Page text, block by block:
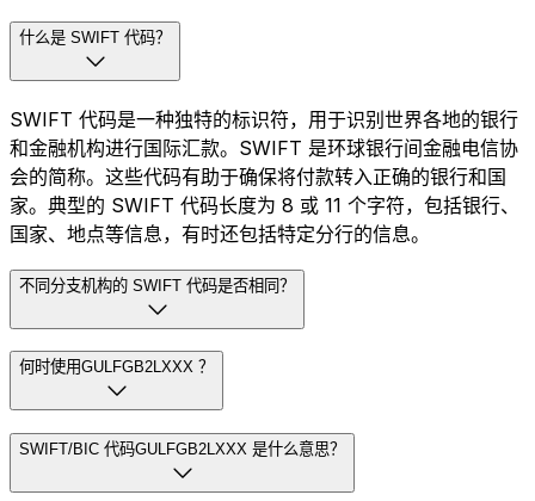
什么是 SWIFT 代码？
SWIFT 代码是一种独特的标识符，用于识别世界各地的银行
和金融机构进行国际汇款。SWIFT 是环球银行间金融电信协
会的简称。这些代码有助于确保将付款转入正确的银行和国
家。典型的 SWIFT 代码长度为 8 或 11 个字符，包括银行、
国家、地点等信息，有时还包括特定分行的信息。
不同分支机构的 SWIFT 代码是否相同？
何时使用GULFGB2LXXX ？
SWIFT/BIC 代码GULFGB2LXXX 是什么意思？